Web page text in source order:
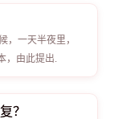
，一天半夜里，
，由此提出.
？